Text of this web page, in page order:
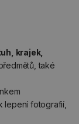
krajek,
také
lepení fotografií,